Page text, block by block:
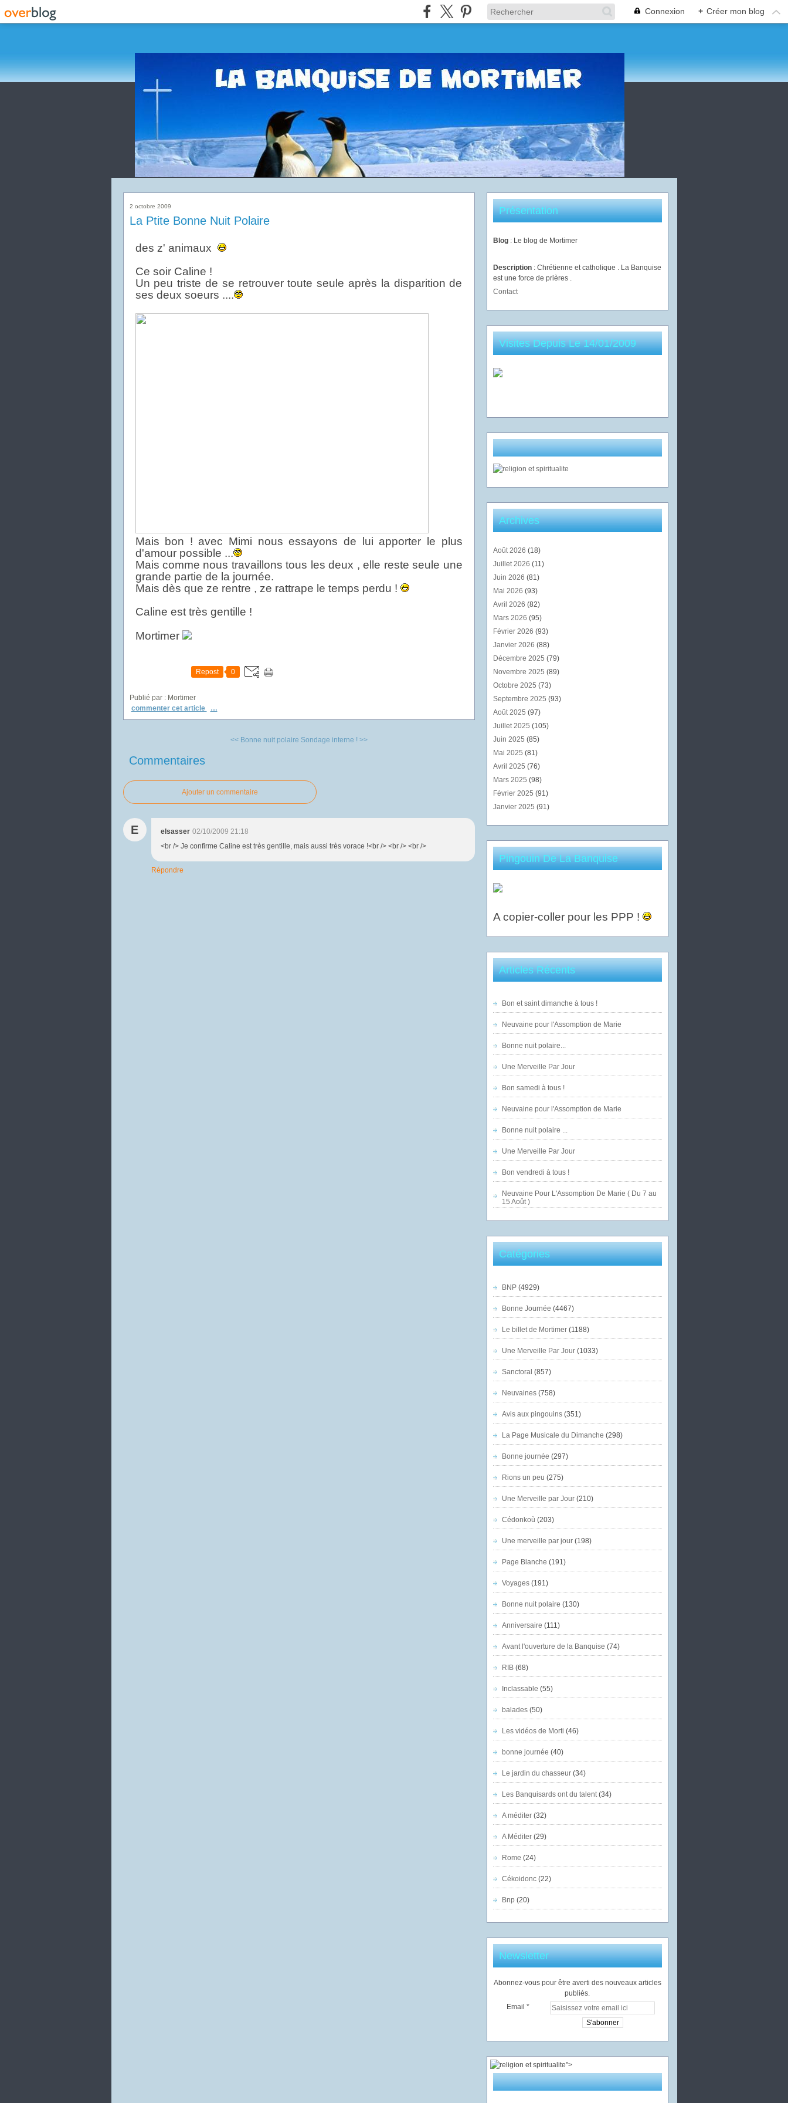
Connexion + Créer mon blog
2 octobre 2009
La Ptite Bonne Nuit Polaire
des z' animaux
Ce soir Caline !
Un peu triste de se retrouver toute seule après la disparition de
ses deux soeurs ....
Mais bon ! avec Mimi nous essayons de lui apporter le plus
d'amour possible ...
Mais comme nous travaillons tous les deux , elle reste seule une
grande partie de la journée.
Mais dès que ze rentre , ze rattrape le temps perdu !
Caline est très gentille !
Mortimer
Repost 0
Publié par : Mortimer
commenter cet article
…
<< Bonne nuit polaire Sondage interne ! >>
Commentaires
Ajouter un commentaire
E elsasser 02/10/2009 21:18
<br /> Je confirme Caline est très gentille, mais aussi très vorace !<br /> <br /> <br />
Répondre
Présentation
Blog : Le blog de Mortimer
Description : Chrétienne et catholique . La Banquise
est une force de prières .
Contact
Visites Depuis Le 14/01/2009
Archives
Août 2026 (18)
Juillet 2026 (11)
Juin 2026 (81)
Mai 2026 (93)
Avril 2026 (82)
Mars 2026 (95)
Février 2026 (93)
Janvier 2026 (88)
Décembre 2025 (79)
Novembre 2025 (89)
Octobre 2025 (73)
Septembre 2025 (93)
Août 2025 (97)
Juillet 2025 (105)
Juin 2025 (85)
Mai 2025 (81)
Avril 2025 (76)
Mars 2025 (98)
Février 2025 (91)
Janvier 2025 (91)
Pingouin De La Banquise
A copier-coller pour les PPP !
Articles Récents
Bon et saint dimanche à tous !
Neuvaine pour l'Assomption de Marie
Bonne nuit polaire...
Une Merveille Par Jour
Bon samedi à tous !
Neuvaine pour l'Assomption de Marie
Bonne nuit polaire ...
Une Merveille Par Jour
Bon vendredi à tous !
Neuvaine Pour L'Assomption De Marie ( Du 7 au
15 Août )
Catégories
BNP(4929)
Bonne Journée (4467)
Le billet de Mortimer(1188)
Une Merveille Par Jour(1033)
Sanctoral (857)
Neuvaines(758)
Avis aux pingouins(351)
La Page Musicale du Dimanche (298)
Bonne journée (297)
Rions un peu (275)
Une Merveille par Jour(210)
Cédonkoù (203)
Une merveille par jour(198)
Page Blanche (191)
Voyages(191)
Bonne nuit polaire (130)
Anniversaire (111)
Avant l'ouverture de la Banquise (74)
RIB(68)
Inclassable (55)
balades(50)
Les vidéos de Morti (46)
bonne journée (40)
Le jardin du chasseur(34)
Les Banquisards ont du talent(34)
A méditer(32)
A Méditer(29)
Rome (24)
Cékoidonc(22)
Bnp (20)
Newsletter
Abonnez-vous pour être averti des nouveaux articles
publiés.
Email
">